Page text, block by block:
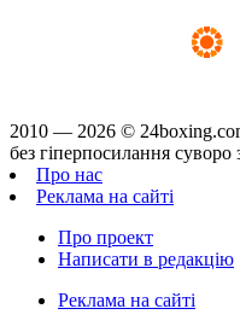
2010 — 2026 ©
без гіперпосилання суворо
Про нас
Реклама на сайті
Про проект
Написати в редакцію
Реклама на сайті